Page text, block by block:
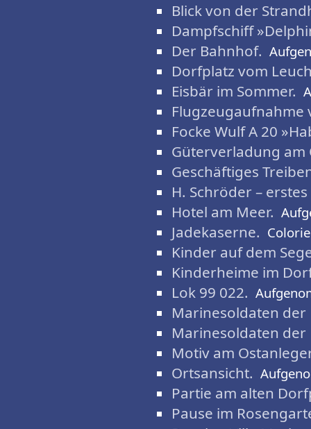
Blick von der
Dampfschiff
Der Bahnhof.
Dorfplatz vom
Eisbär im Sommer.
Flugzeugaufnahme
Focke Wulf A 20
Güterverladung am
Geschäftiges
H. Schröder –
Hotel am Meer.
Jadekaserne.
Kinder auf dem
Kinderheime im
Lok 99 022.
Marinesoldaten der
Marinesoldaten der
Motiv am
Ortsansicht.
Partie am alten
Pause im